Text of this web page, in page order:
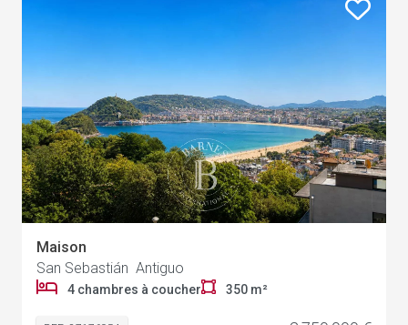
Maison
San Sebastián Antiguo
4 chambres à coucher 350 m²